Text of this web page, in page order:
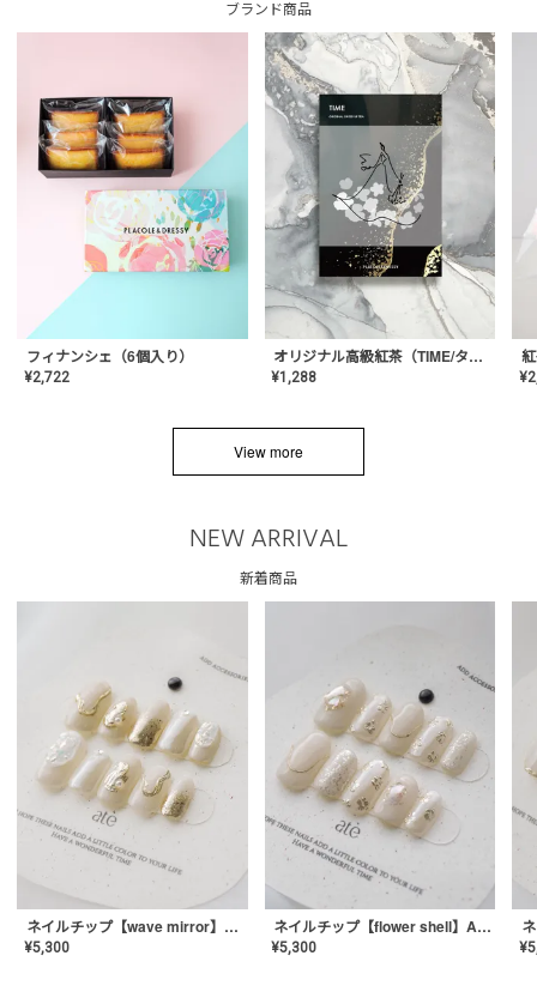
ブランド商品
フィナンシェ（6個入り）
¥2,722
オリジナル高級紅茶（TIME/タイム）【ギフト/プチギフト/プレゼント/内祝い/結婚式/オリジナル配合/高品質/ハーブティー/茶葉/記念日/お返し/手土産/美容/おしゃれ】
¥1,288 ¥
View more
NEW ARRIVAL
新着商品
ネイルチップ【wave mirror】AE-CONA-04
¥5,300
ネイルチップ【flower shell】AE-CONA-03
¥5,300 ¥